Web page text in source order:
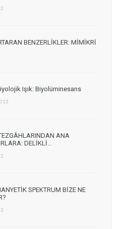
BENZERLİKLER: MİMİKRİ
Işık: Biyolüminesans
ANA
DELİKLİ…
SPEKTRUM BİZE NE